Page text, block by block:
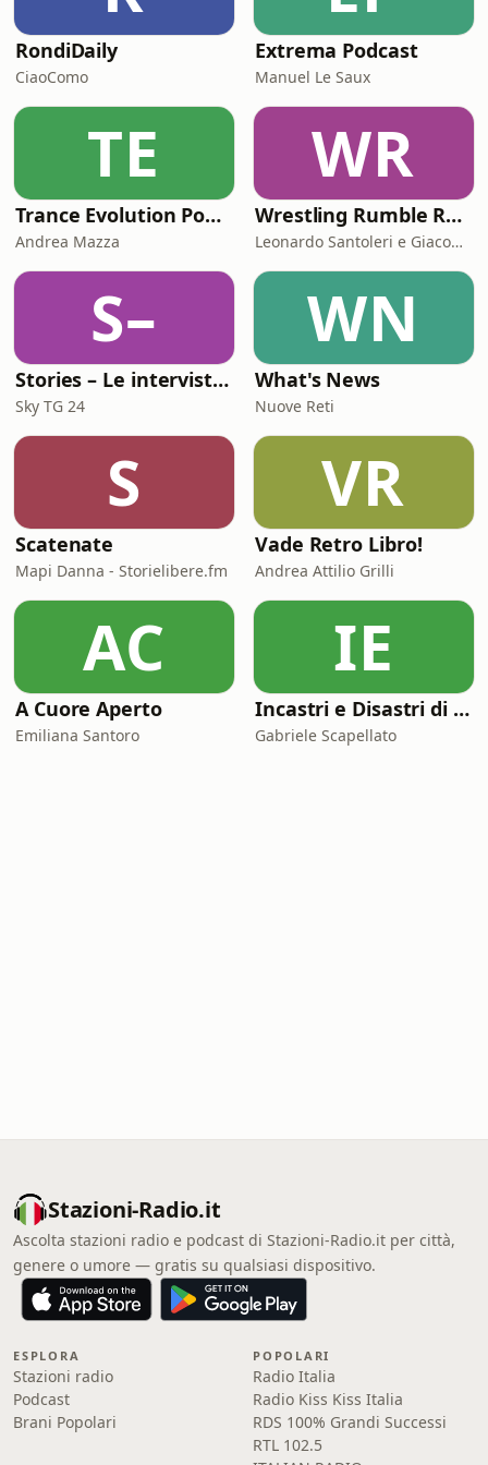
RondiDaily
CiaoComo
Extrema Podcast
Manuel Le Saux
TE
Trance Evolution Podcast
Andrea Mazza
WR
Wrestling Rumble Room Podcast
Leonardo Santoleri e Giacomo Toniaccini
S–
Stories – Le interviste di Omar Schillaci
Sky TG 24
WN
What's News
Nuove Reti
S
Scatenate
Mapi Danna - Storielibere.fm
VR
Vade Retro Libro!
Andrea Attilio Grilli
AC
A Cuore Aperto
Emiliana Santoro
IE
Incastri e Disastri di Coppia
Gabriele Scapellato
Stazioni-Radio.it
Ascolta stazioni radio e podcast di Stazioni-Radio.it per città,
genere o umore — gratis su qualsiasi dispositivo.
ESPLORA
Stazioni radio
Podcast
Brani Popolari
POPOLARI
Radio Italia
Radio Kiss Kiss Italia
RDS 100% Grandi Successi
RTL 102.5